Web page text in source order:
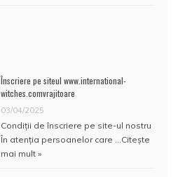
Înscriere pe siteul www.international-
witches.comvrajitoare
03/04/2025
Condiţii de înscriere pe site-ul nostru
În atenţia persoanelor care …Citește
mai mult »